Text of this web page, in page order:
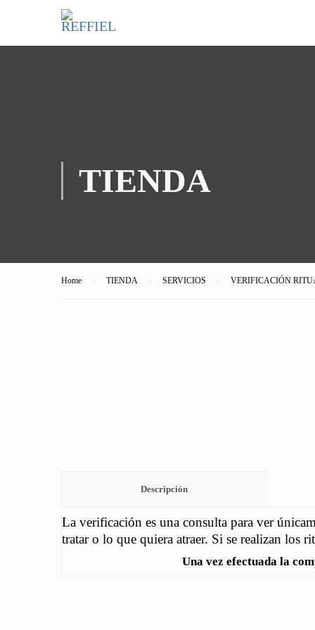
TIENDA
Home TIENDA SERVICIOS VERIFICACIÓN
Descripción
La verificación es una consulta para ver
tratar o lo que quiera atraer. Si se realizan los
Una vez efectuada la